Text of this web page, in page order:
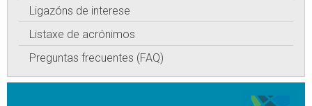
Ligazóns de interese
Listaxe de acrónimos
Preguntas frecuentes (FAQ)